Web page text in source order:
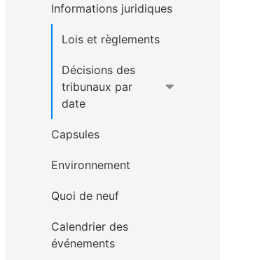
Informations juridiques
Lois et règlements
Décisions des
tribunaux par
date
Capsules
Environnement
Quoi de neuf
Calendrier des
événements